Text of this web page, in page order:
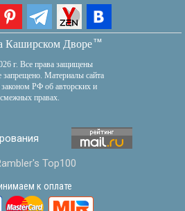
Каширском Дворетм
г. Все права защищены
запрещено. Материалы сайта
РФ об авторских и
смежных правах.
к оплате